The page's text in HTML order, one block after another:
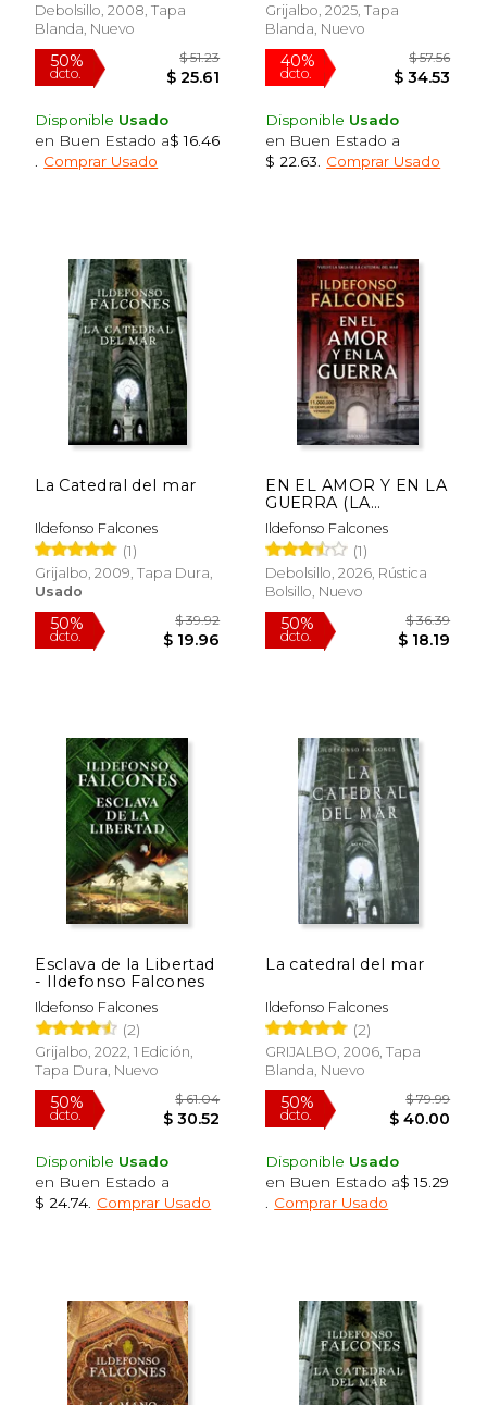
50%
dcto.
$ 47.39 50%
dcto. $
Debolsillo, 2008, Tapa
Blanda, Nuevo
50% $ 51.23
Disponible Usado
en Buen Estado a$ 16.46
Comprar Usado
Grijalbo, 2025, Tapa
Blanda, Nuevo
40%
Disponible Usado
en Buen Estado a
$ 22.63
Comprar Usado
La Catedral del mar
Ildefonso Falcones
(1)
Grijalbo, 2009, Tapa Dura,
Usado
EN EL AMOR Y EN LA
GUERRA (LA
CATEDRAL DEL MAR
3) (en Castellano)
Ildefonso Falcones
(1)
Debolsillo, 2026, Rústica
Bolsillo, Nuevo
Esclava de la Libertad
- Ildefonso Falcones
Ildefonso Falcones
(2)
Grijalbo, 2022, 1 Edición,
Tapa Dura, Nuevo
Disponible Usado
en Buen Estado a
$ 24.74 Comprar Usado
La catedral del mar
Ildefonso Falcones
(2)
GRIJALBO, 2006, Tapa
Blanda, Nuevo
Disponible Usado
en Buen Estado a$ 15.29
Comprar Usado